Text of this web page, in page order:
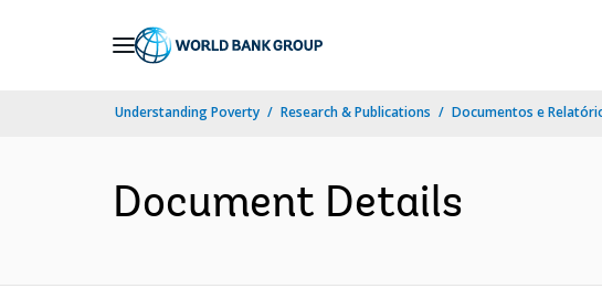
Understanding Poverty Research & Publications Documentos e
Document Details